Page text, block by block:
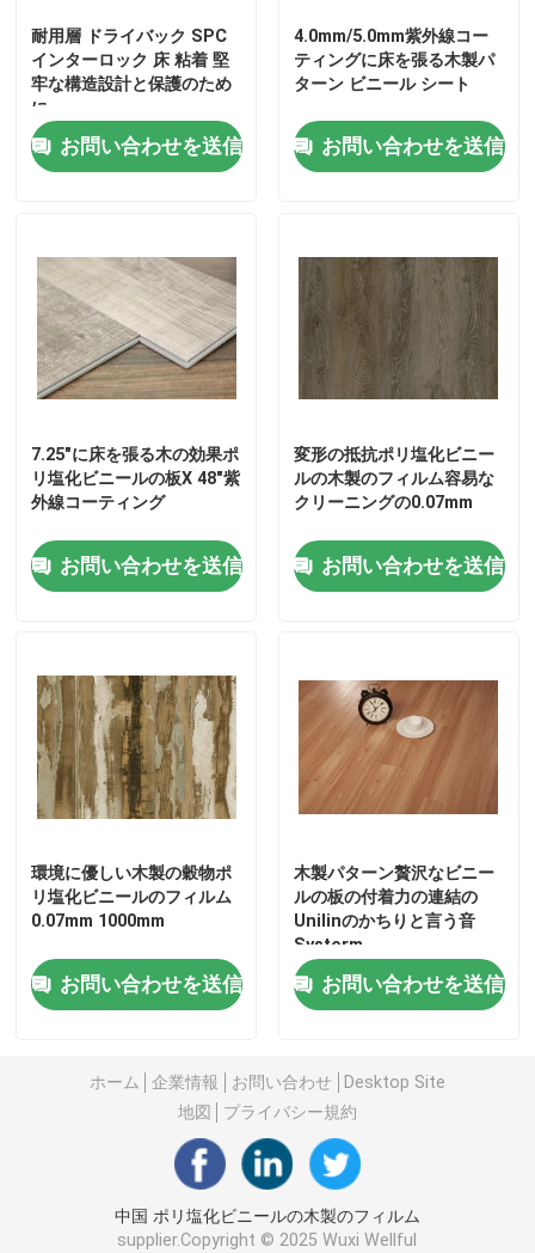
Home
About Us
耐用層 ドライバック SPC
インターロック 床 粘着 堅
牢な構造設計と保護のため
に
お問い合わせを送信
4.0mm/5.0mm紫外線コー
ティングに床を張る木製パ
ターン ビニール シート
お問い合わせを送信
7.25"に床を張る木の効果ポ
リ塩化ビニールの板X 48"紫
外線コーティング
お問い合わせを送信
変形の抵抗ポリ塩化ビニー
ルの木製のフィルム容易な
クリーニングの0.07mm
お問い合わせを送信
環境に優しい木製の穀物ポ
リ塩化ビニールのフィルム
0.07mm 1000mm
お問い合わせを送信
木製パターン贅沢なビニー
ルの板の付着力の連結の
Unilinのかちりと言う音
Systerm
お問い合わせを送信
ホーム 企業情報 お問い合わせ
Desktop Site
地図
プライバシー規約
中国 ポリ塩化ビニールの木製のフィルム
supplier.Copyright © 2025 Wuxi Wellful